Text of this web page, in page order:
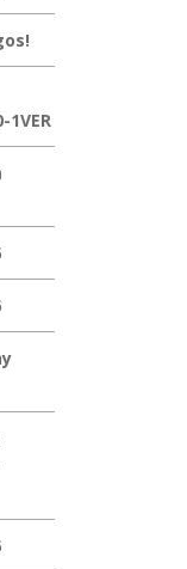
1VER